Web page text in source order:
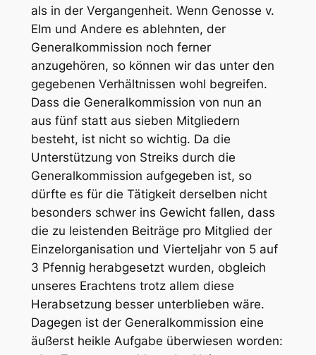
als in der Vergangenheit. Wenn Genosse v.
Elm und Andere es ablehnten, der
Generalkommission noch ferner
anzugehören, so können wir das unter den
gegebenen Verhältnissen wohl begreifen.
Dass die Generalkommission von nun an
aus fünf statt aus sieben Mitgliedern
besteht, ist nicht so wichtig. Da die
Unterstützung von Streiks durch die
Generalkommission aufgegeben ist, so
dürfte es für die Tätigkeit derselben nicht
besonders schwer ins Gewicht fallen, dass
die zu leistenden Beiträge pro Mitglied der
Einzelorganisation und Vierteljahr von 5 auf
3 Pfennig herabgesetzt wurden, obgleich
unseres Erachtens trotz allem diese
Herabsetzung besser unterblieben wäre.
Dagegen ist der Generalkommission eine
äußerst heikle Aufgabe überwiesen worden: